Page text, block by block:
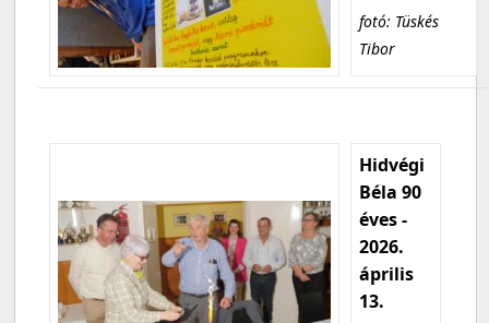
fotó: Tüskés
Tibor
Hidvégi
Béla 90
éves -
2026.
április
13.